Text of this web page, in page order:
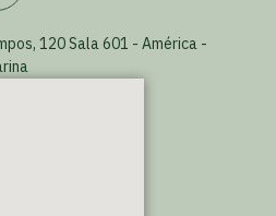
120 Sala 601 - América -